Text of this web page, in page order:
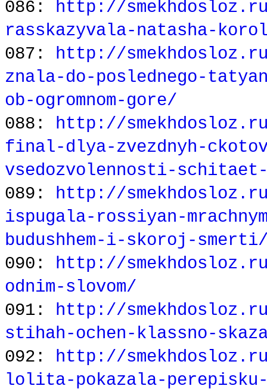
086: http://
rasskazyvala-natasha-
087: http://
znala-do-poslednego-
ob-ogromnom-gore/
088: http://
final-dlya-zvezdnyh-
vsedozvolennosti-
089: http://
ispugala-rossiyan-
budushhem-i-skoroj-
090: http://
odnim-slovom/
091: http://
stihah-ochen-klassno-
092: http://
lolita-pokazala-perepisku-